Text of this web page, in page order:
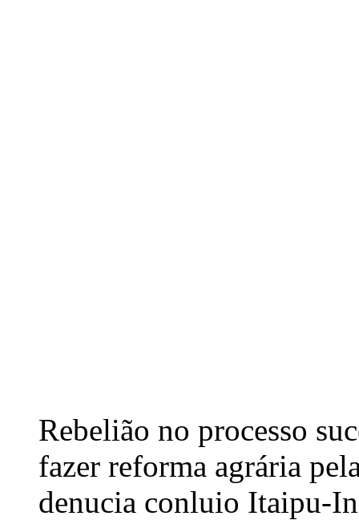
Rebelião no processo
fazer reforma agrária
denucia conluio Itaipu-